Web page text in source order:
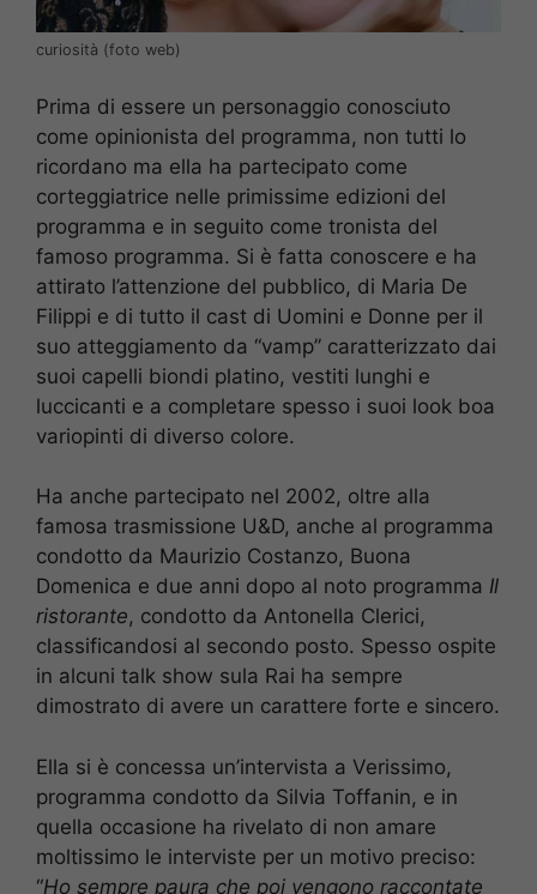
curiosità (foto web)
Prima di essere un personaggio conosciuto
come opinionista del programma, non tutti lo
ricordano ma ella ha partecipato come
corteggiatrice nelle primissime edizioni del
programma e in seguito come tronista del
famoso programma. Si è fatta conoscere e ha
attirato l’attenzione del pubblico, di Maria De
Filippi e di tutto il cast di Uomini e Donne per il
suo atteggiamento da “vamp” caratterizzato dai
suoi capelli biondi platino, vestiti lunghi e
luccicanti e a completare spesso i suoi look boa
variopinti di diverso colore.
Ha anche partecipato nel 2002, oltre alla
famosa trasmissione U&D, anche al programma
condotto da Maurizio Costanzo, Buona
Domenica e due anni dopo al noto programma Il
ristorante, condotto da Antonella Clerici,
classificandosi al secondo posto. Spesso ospite
in alcuni talk show sula Rai ha sempre
dimostrato di avere un carattere forte e sincero.
Ella si è concessa un’intervista a Verissimo,
programma condotto da Silvia Toffanin, e in
quella occasione ha rivelato di non amare
moltissimo le interviste per un motivo preciso:
“Ho sempre paura che poi vengono raccontate